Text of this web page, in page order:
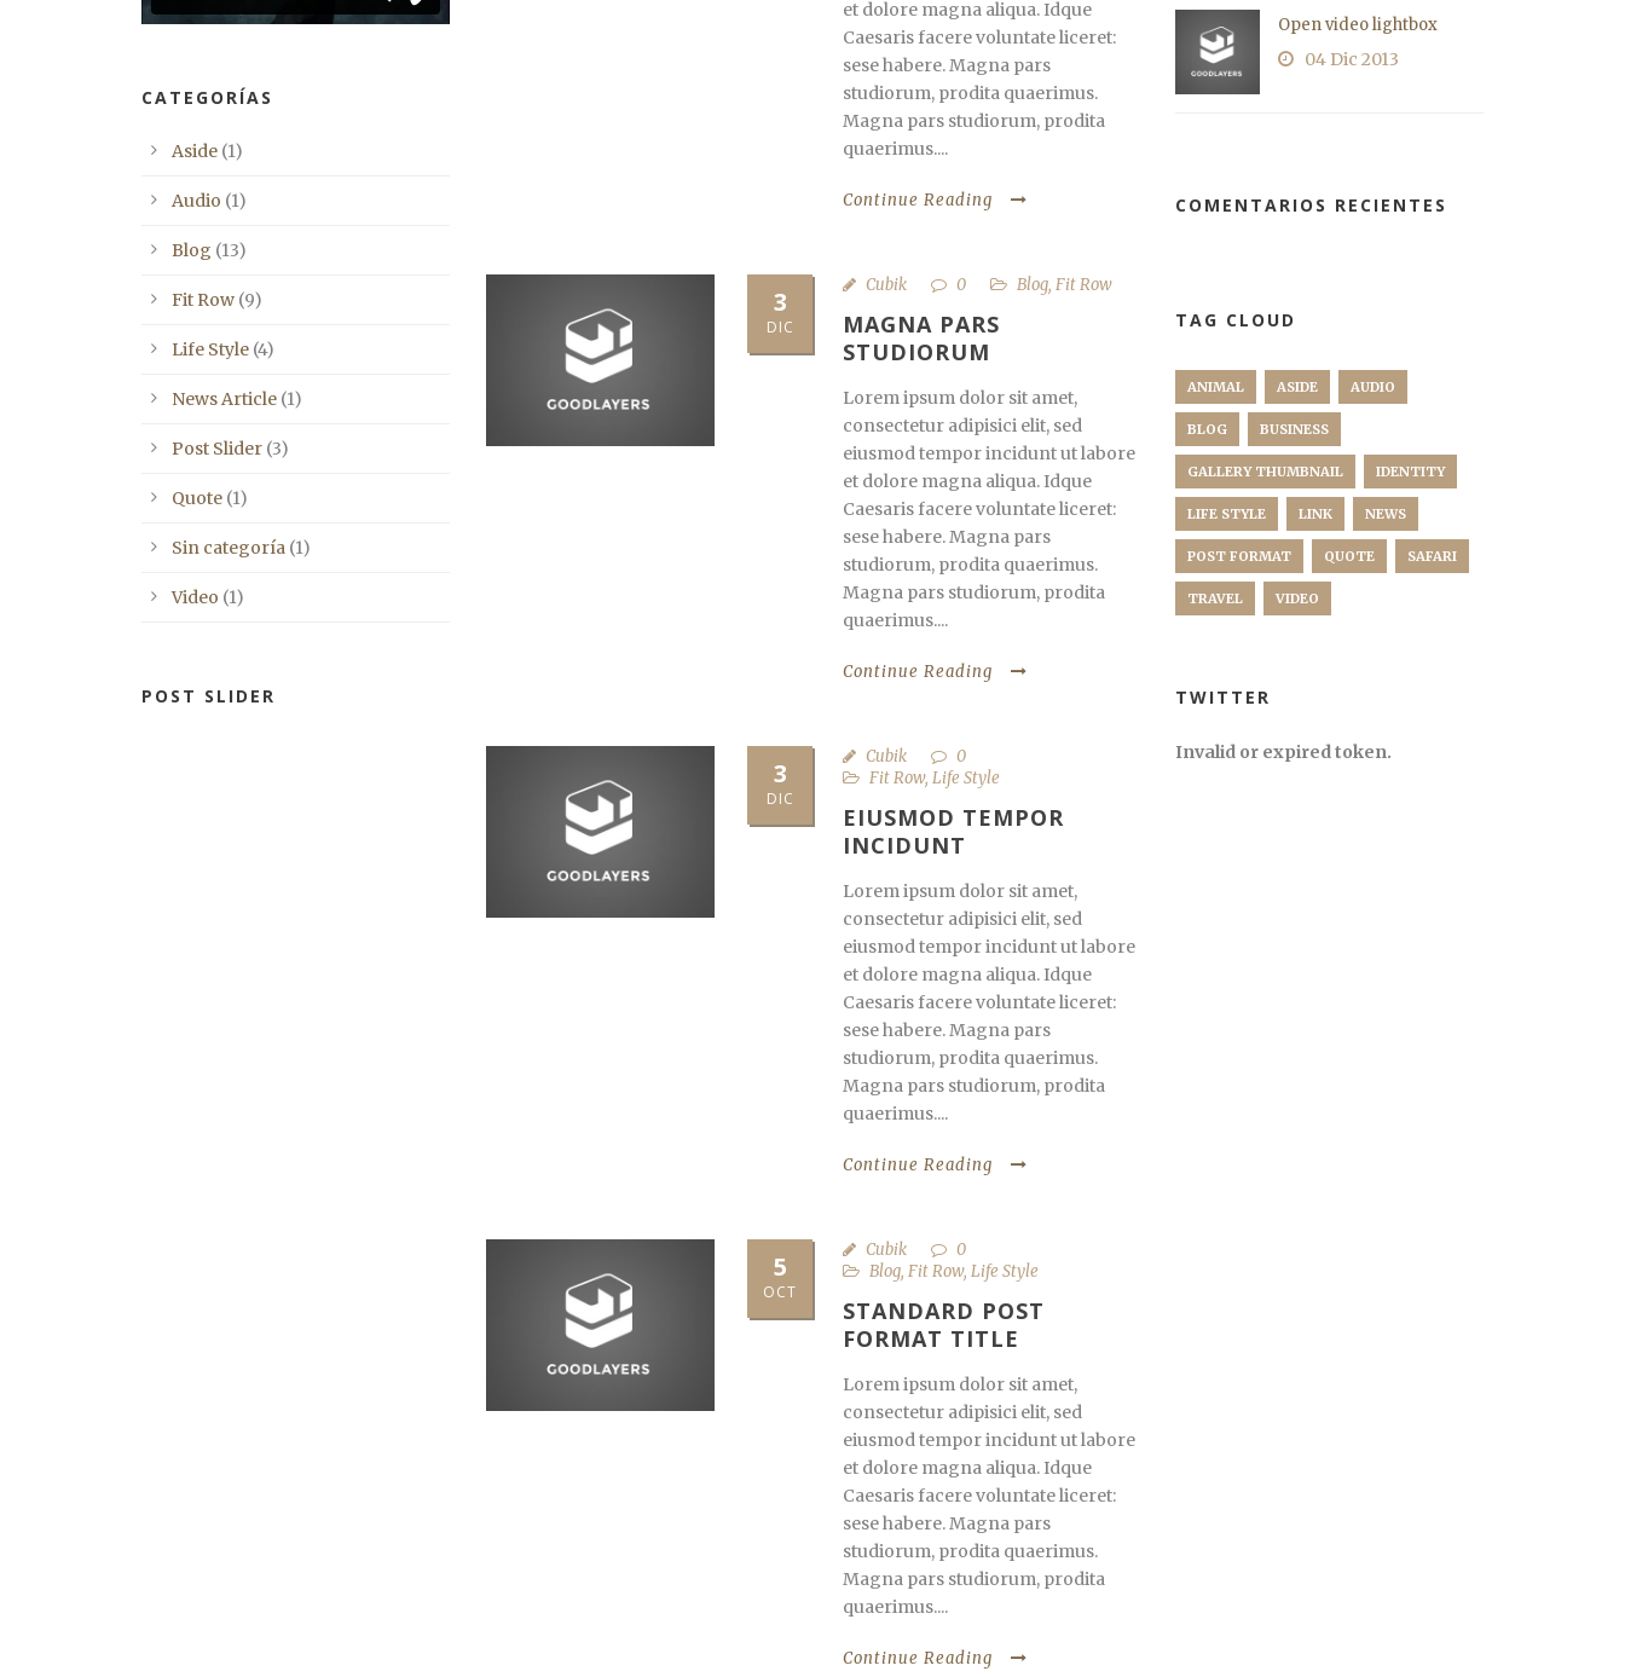
et dolore magna aliqua. Idque
Caesaris facere voluntate liceret:
sese habere. Magna pars
studiorum, prodita quaerimus.
Magna pars studiorum, prodita
quaerimus....
Continue Reading
3
DIC
Cubik 0 Blog, Fit Row
MAGNA PARS
STUDIORUM
Lorem ipsum dolor sit amet,
consectetur adipisici elit, sed
eiusmod tempor incidunt ut labore
et dolore magna aliqua. Idque
Caesaris facere voluntate liceret:
sese habere. Magna pars
studiorum, prodita quaerimus.
Magna pars studiorum, prodita
quaerimus....
Continue Reading
3
DIC
Cubik
0
Fit Row, Life Style
EIUSMOD TEMPOR
INCIDUNT
Lorem ipsum dolor sit amet,
consectetur adipisici elit, sed
eiusmod tempor incidunt ut labore
et dolore magna aliqua. Idque
Caesaris facere voluntate liceret:
sese habere. Magna pars
studiorum, prodita quaerimus.
Magna pars studiorum, prodita
quaerimus....
Continue Reading
5
OCT
Cubik
0
Blog, Fit Row, Life Style
STANDARD POST
FORMAT TITLE
Lorem ipsum dolor sit amet,
consectetur adipisici elit, sed
eiusmod tempor incidunt ut labore
et dolore magna aliqua. Idque
Caesaris facere voluntate liceret:
sese habere. Magna pars
studiorum, prodita quaerimus.
Magna pars studiorum, prodita
quaerimus....
Continue Reading
CATEGORÍAS
Aside (1)
Audio (1)
Blog (13)
Fit Row (9)
Life Style (4)
News Article (1)
Post Slider (3)
Quote (1)
Sin categoría (1)
Video (1)
POST SLIDER
Open video lightbox
04 Dic 2013
COMENTARIOS RECIENTES
TAG CLOUD
ANIMAL ASIDE AUDIO
BLOG BUSINESS
GALLERY THUMBNAIL IDENTITY
LIFE STYLE LINK NEWS
POST FORMAT QUOTE SAFARI
TRAVEL VIDEO
TWITTER
Invalid or expired token.